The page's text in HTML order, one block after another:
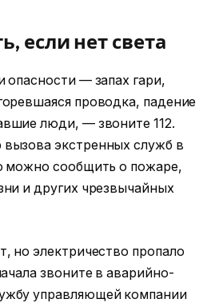
если нет света
опасности — запах гари,
проводка, падение
люди, — звоните 112.
экстренных служб в
можно сообщить о пожаре,
и других чрезвычайных
но электричество пропало
звоните в аварийно-
управляющей компании